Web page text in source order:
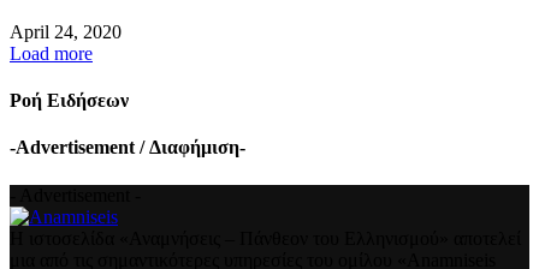
April 24, 2020
Load more
Ροή Ειδήσεων
-Advertisement / Διαφήμιση-